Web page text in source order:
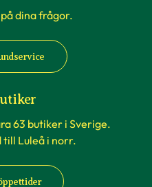
dina frågor.
63 butiker i Sverige.
till Luleå i norr.